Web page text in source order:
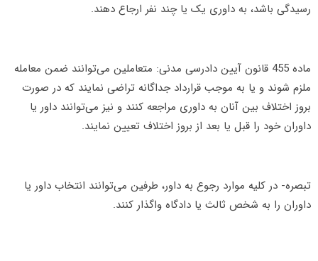
رسیدگی باشد، به داوری یک یا چند نفر ارجاع دهند.
‌ماده 455 قانون آیین دادرسی مدنی: متعاملین می‌توانند ضمن معامله
ملزم شوند و یا به‌ موجب قرارداد جداگانه تراضی نمایند که در صورت
بروز اختلاف بین آنان به داوری ‌مراجعه کنند و نیز می‌توانند داور یا
داوران خود را قبل یا بعد از بروز اختلاف تعیین نمایند.
‌تبصره- در کلیه موارد رجوع به‌ داور، طرفین می‌توانند انتخاب داور یا
داوران را به شخص ثالث یا دادگاه واگذار کنند.